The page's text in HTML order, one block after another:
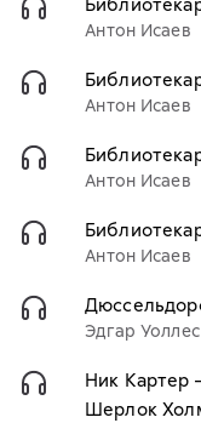
Антон Исаев
Антон Исаев
Антон Исаев
Антон Исаев
Эдгар Уоллес
Ник Картер
Шерлок